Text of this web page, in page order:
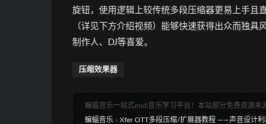
旋钮，使用逻辑上较传统多段压缩器更易上手且
（详见下方介绍视频）能够快速获得出众而独具
制作人、DJ等喜爱。
压缩效果器
蝙蝠音乐一站式midi音乐学习平台！本站部分免费资源来
蝙蝠音乐 » Xfer OTT多段压缩/扩展器教程 ——声音设计